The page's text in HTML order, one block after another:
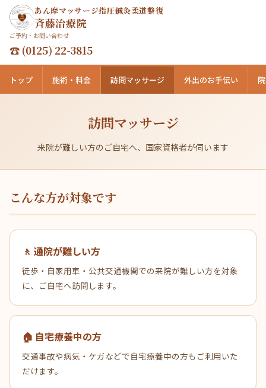
あん摩マッサージ指圧鍼灸柔道整復
斉藤治療院
ご予約・お問い合わせ
☎ (0125) 22-3815
トップ 施術・料金 訪問マッサージ 外出のお手伝い
訪問マッサージ
来院が難しい方のご自宅へ、国家資格者が伺います
こんな方が対象です
🚶 通院が難しい方
徒歩・自家用車・公共交通機関での来院が難しい方を対象
に、ご自宅へ訪問します。
🏠 自宅療養中の方
交通事故や病気・ケガなどで自宅療養中の方もご利用いた
だけます。